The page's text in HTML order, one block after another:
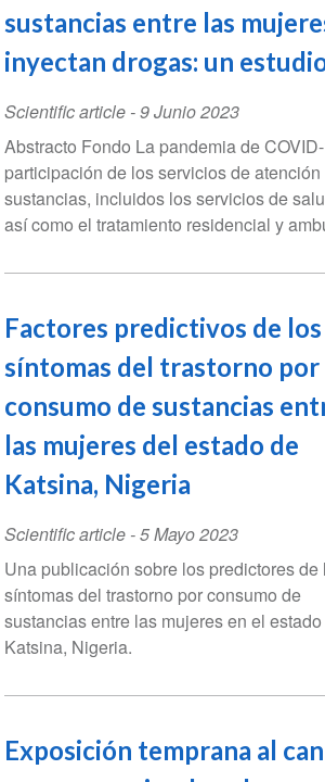
sustancias entre las
inyectan drogas: un
Scientific article-9 Junio 2023
Abstracto Fondo La pandemia de
participación de los servicios de
sustancias, incluidos los servicios de
así como el tratamiento residencial y
Factores predictivos de los
síntomas del trastorno por
consumo de sustancias
las mujeres del estado de
Katsina, Nigeria
Scientific article-5 Mayo 2023
Una publicación sobre los predictores de
síntomas del trastorno por consumo de
sustancias entre las mujeres en el
Katsina, Nigeria.
Exposición temprana al